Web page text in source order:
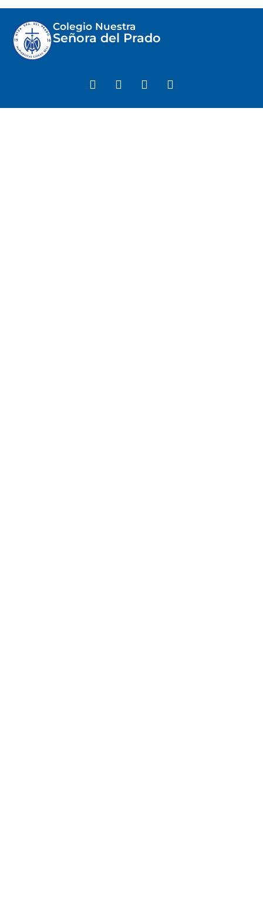
Colegio Nuestra
Señora del Prado